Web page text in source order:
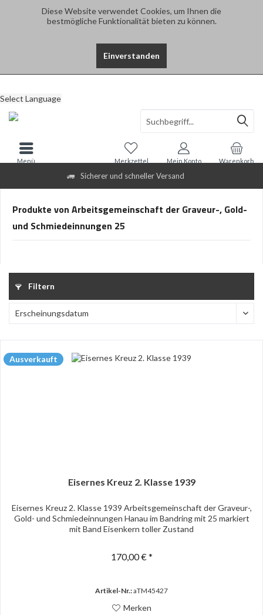
Diese Website verwendet Cookies, um Ihnen die
bestmögliche Funktionalität bieten zu können.
Einverstanden
Sicherer und schneller Versand
Select Language
Warenkorb
Merkzettel Mein Konto
Menü
Produkte von Arbeitsgemeinschaft der Graveur-, Gold-
und Schmiedeinnungen 25
Filtern
Ausverkauft
Eisernes Kreuz 2. Klasse 1939
Eisernes Kreuz 2. Klasse 1939 Arbeitsgemeinschaft der Graveur-,
Gold- und Schmiedeinnungen Hanau im Bandring mit 25 markiert
mit Band Eisenkern toller Zustand
170,00 € *
Artikel-Nr.:aTM45427
Merken